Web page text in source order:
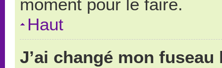
moment pour le faire.
Haut
J’ai changé mon